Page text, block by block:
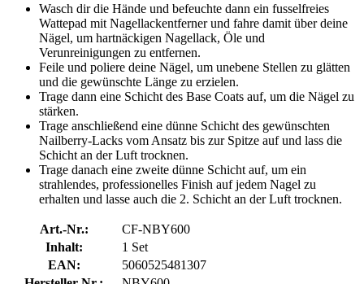
Wasch dir die Hände und befeuchte dann ein fusselfreies
Wattepad mit Nagellackentferner und fahre damit über deine
Nägel, um hartnäckigen Nagellack, Öle und
Verunreinigungen zu entfernen.
Feile und poliere deine Nägel, um unebene Stellen zu glätten
und die gewünschte Länge zu erzielen.
Trage dann eine Schicht des Base Coats auf, um die Nägel zu
stärken.
Trage anschließend eine dünne Schicht des gewünschten
Nailberry-Lacks vom Ansatz bis zur Spitze auf und lass die
Schicht an der Luft trocknen.
Trage danach eine zweite dünne Schicht auf, um ein
strahlendes, professionelles Finish auf jedem Nagel zu
erhalten und lasse auch die 2. Schicht an der Luft trocknen.
Art.-Nr.:
CF-NBY600
Inhalt:
1 Set
EAN:
5060525481307